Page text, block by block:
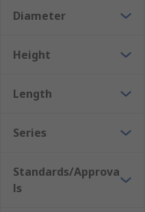
Diameter
Height
Length
Series
Standards/Approva
ls